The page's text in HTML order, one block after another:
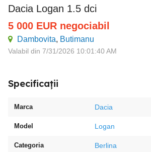
dacia Logan 1.5 dci
5 000 EUR negociabil
Dambovita, Butimanu
Valabil din 7/31/2026 10:01:40 AM
Specificații
Marca Dacia
Model Logan
Categoria Berlina